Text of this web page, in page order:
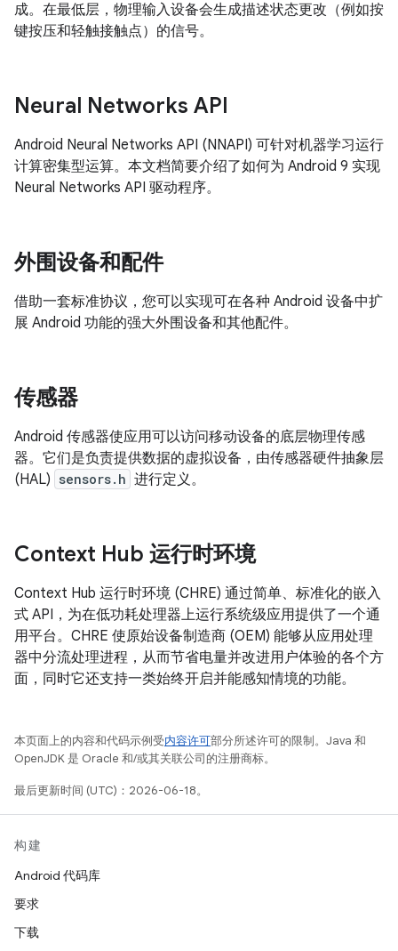
成。在最低层，物理输入设备会生成描述状态更改（例如按
键按压和轻触接触点）的信号。
Neural Networks API
Android Neural Networks API (NNAPI) 可针对机器学习运行
计算密集型运算。本文档简要介绍了如何为 Android 9 实现
Neural Networks API 驱动程序。
外围设备和配件
借助一套标准协议，您可以实现可在各种 Android 设备中扩
展 Android 功能的强大外围设备和其他配件。
传感器
Android 传感器使应用可以访问移动设备的底层物理传感
器。它们是负责提供数据的虚拟设备，由传感器硬件抽象层
(HAL) sensors.h 进行定义。
Context Hub 运行时环境
Context Hub 运行时环境 (CHRE) 通过简单、标准化的嵌入
式 API，为在低功耗处理器上运行系统级应用提供了一个通
用平台。CHRE 使原始设备制造商 (OEM) 能够从应用处理
器中分流处理进程，从而节省电量并改进用户体验的各个方
面，同时它还支持一类始终开启并能感知情境的功能。
本页面上的内容和代码示例受内容许可部分所述许可的限制。Java 和
OpenJDK 是 Oracle 和/或其关联公司的注册商标。
最后更新时间 (UTC)：2026-06-18。
构建
Android 代码库
要求
下载